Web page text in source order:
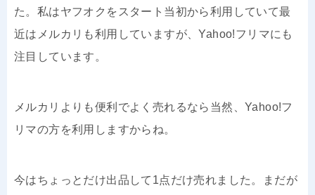
た。私はヤフオクをスタート当初から利用していて最
近はメルカリも利用していますが、Yahoo!フリマにも
注目しています。
メルカリよりも便利でよく売れるなら当然、Yahoo!フ
リマの方を利用しますからね。
今はちょっとだけ出品して1点だけ売れました。まだが